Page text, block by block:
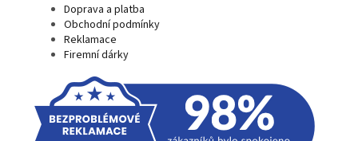
Doprava a platba
Obchodní podmínky
Reklamace
Firemní dárky